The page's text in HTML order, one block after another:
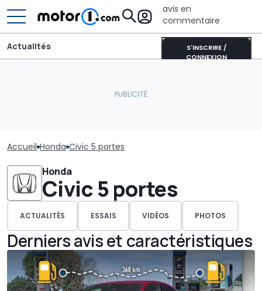
avis en
commentaire
S'INSCRIRE /
CONNEXION
Actualités
Accueil Honda Civic 5 portes
Honda
Civic 5 portes
ACTUALITÉS ESSAIS VIDÉOS PHOTOS
Derniers avis et caractéristiques